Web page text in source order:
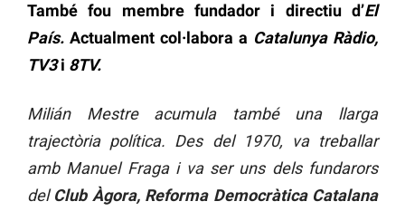
També fou membre fundador i directiu d’El
País. Actualment col·labora a Catalunya Ràdio,
TV3i 8TV.
Milián Mestre acumula també una llarga
trajectòria política. Des del 1970, va treballar
amb Manuel Fraga i va ser uns dels fundarors
delClub Àgora, Reforma Democràtica Catalana